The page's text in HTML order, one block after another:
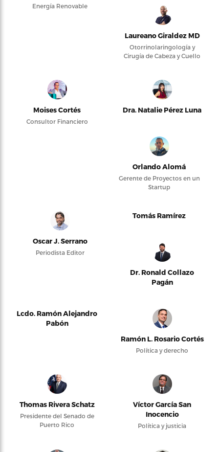
Energía Renovable
Laureano Giraldez MD
Otorrinolaringología y
Cirugía de Cabeza y Cuello
Moises Cortés
Consultor Financiero
Dra. Natalie Pérez Luna
Orlando Alomá
Gerente de Proyectos en un
Startup
Oscar J. Serrano
Periodista Editor
Tomás Ramírez
Dr. Ronald Collazo
Pagán
Lcdo. Ramón Alejandro
Pabón
Ramón L. Rosario Cortés
Política y derecho
Thomas Rivera Schatz
Presidente del Senado de
Puerto Rico
Víctor García San
Inocencio
Política y justicia